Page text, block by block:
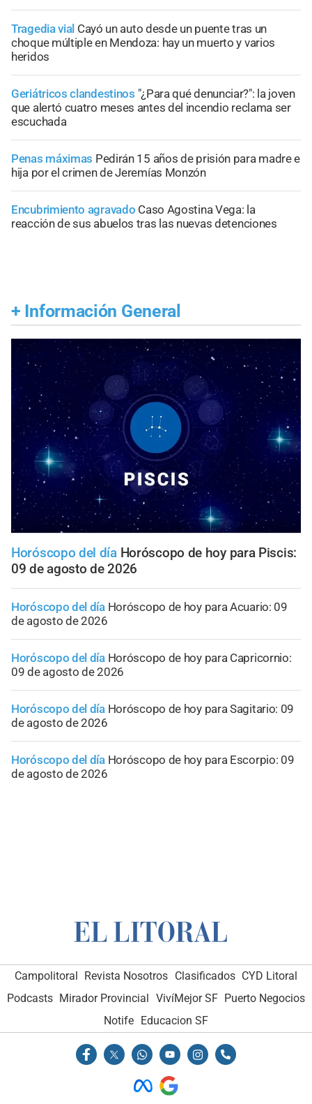
Tragedia vial Cayó un auto desde un puente tras un
choque múltiple en Mendoza: hay un muerto y varios
heridos
Geriátricos clandestinos "¿Para qué denunciar?": la joven
que alertó cuatro meses antes del incendio reclama ser
escuchada
Penas máximas Pedirán 15 años de prisión para madre e
hija por el crimen de Jeremías Monzón
Encubrimiento agravado Caso Agostina Vega: la
reacción de sus abuelos tras las nuevas detenciones
+ Información General
Horóscopo del día Horóscopo de hoy para Piscis:
09 de agosto de 2026
Horóscopo del día Horóscopo de hoy para Acuario: 09
de agosto de 2026
Horóscopo del día Horóscopo de hoy para Capricornio:
09 de agosto de 2026
Horóscopo del día Horóscopo de hoy para Sagitario: 09
de agosto de 2026
Horóscopo del día Horóscopo de hoy para Escorpio: 09
de agosto de 2026
Campolitoral Revista Nosotros Clasificados CYD Litoral
Podcasts Mirador Provincial VivíMejor SF Puerto Negocios
Notife Educacion SF